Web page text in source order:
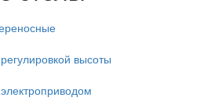
высоты